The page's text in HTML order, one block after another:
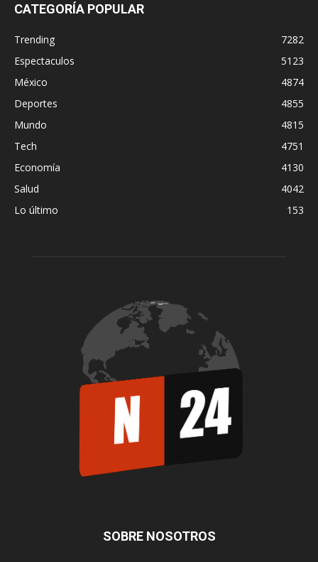
CATEGORÍA POPULAR
Trending
7282
Espectaculos
5123
México
4874
Deportes
4855
Mundo
4815
Tech
4751
Economía
4130
Salud
4042
Lo último
153
SOBRE NOSOTROS